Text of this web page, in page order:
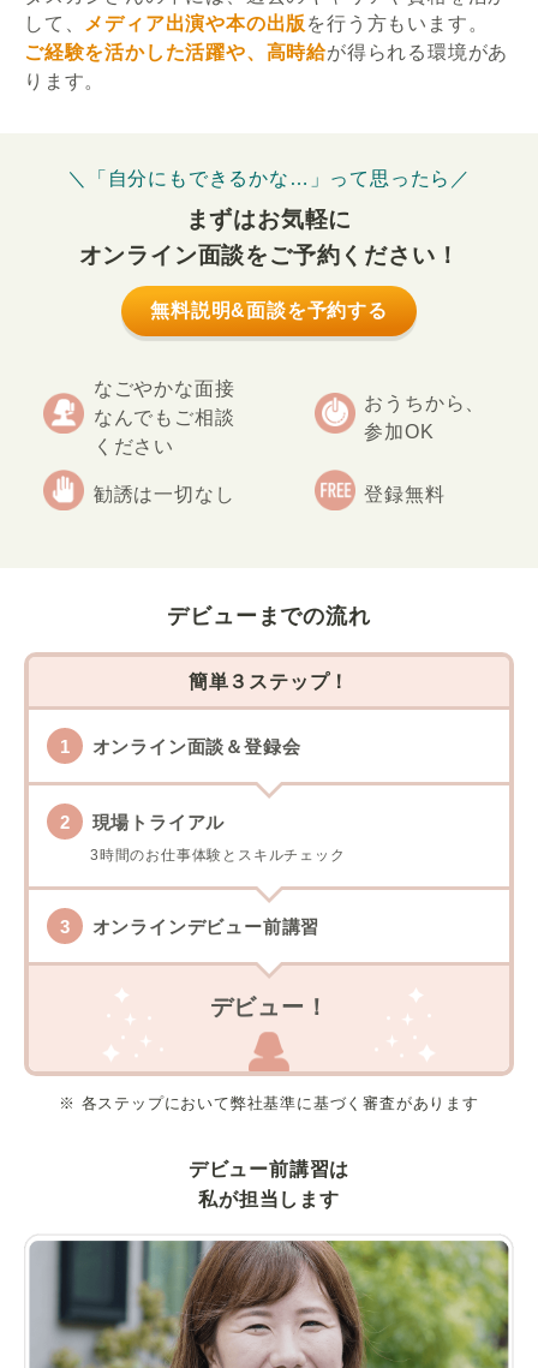
して、
メディア出演や本の出版 を行う方もいます。
ご経験を活かした活躍や、高時給が得られる環境があ
ります。
＼「自分にもできるかな…」って思ったら／
まずはお気軽に
オンライン面談をご予約ください！
無料説明&面談を予約する
なごやかな面接
なんでもご相談
ください
おうちから、
参加OK
勧誘は一切なし 登録無料
デビューまでの流れ
簡単３ステップ！
オンライン面談＆登録会
現場トライアル
3時間のお仕事体験とスキルチェック
オンラインデビュー前講習
デビュー！
※ 各ステップにおいて弊社基準に基づく審査があります
デビュー前講習は
私が担当します